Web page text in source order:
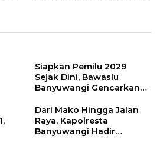
Siapkan Pemilu 2029
Sejak Dini, Bawaslu
Banyuwangi Gencarkan
Penguatan SDM
Dari Mako Hingga Jalan
Raya, Kapolresta
Banyuwangi Hadir